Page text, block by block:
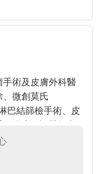
術及皮膚外科醫
、微創莫氏
巴結篩檢手術、皮
電雷射醫療；包
腫摘除術、微創